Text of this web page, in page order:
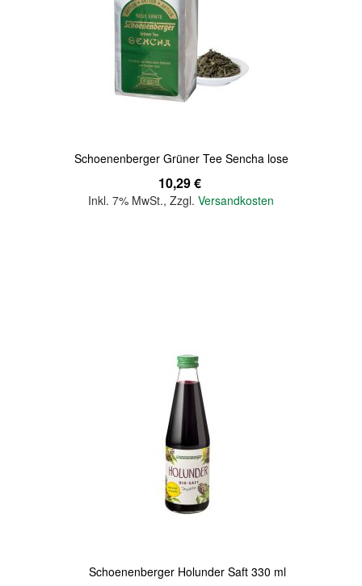
Schoenenberger Grüner Tee Sencha lose
10,29 €
Inkl. 7% MwSt., Zzgl. Versandkosten
Schoenenberger Holunder Saft 330 ml